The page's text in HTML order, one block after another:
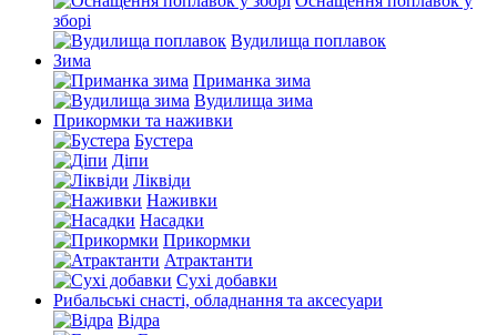
зборі
Вудилища поплавок
Зима
Приманка зима
Вудилища зима
Прикормки та наживки
Бустера
Діпи
Ліквіди
Наживки
Насадки
Прикормки
Атрактанти
Сухі добавки
Рибальські снасті, обладнання та аксесуари
Відра